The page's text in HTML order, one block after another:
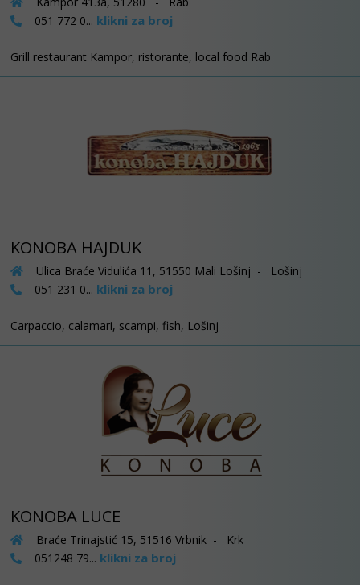
051 772 0... klikni za broj
Grill restaurant Kampor, ristorante, local food Rab
KONOBA HAJDUK
Ulica Braće Vidulića 11, 51550 Mali Lošinj - Lošinj
051 231 0... klikni za broj
Carpaccio, calamari, scampi, fish, Lošinj
KONOBA LUCE
Braće Trinajstić 15, 51516 Vrbnik - Krk
051248 79... klikni za broj